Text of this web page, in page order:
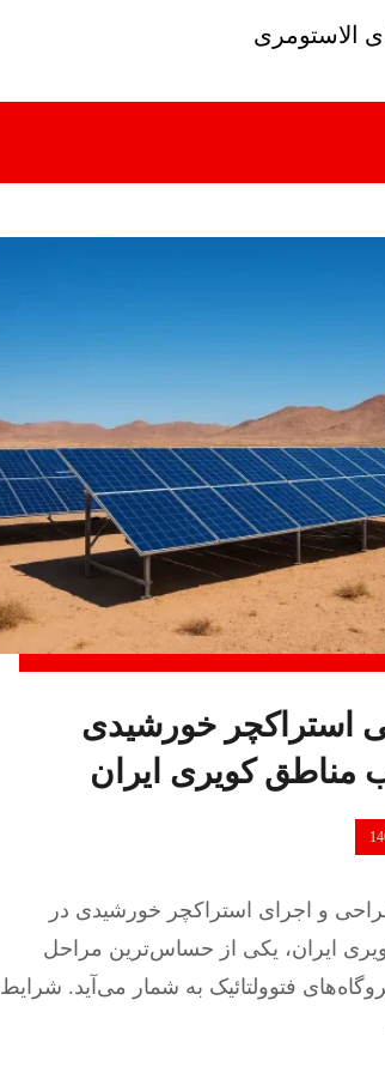
الاستومری
استراکچر خورشیدی
مناطق کویری ایران
و اجرای استراکچر خورشیدی در
ایران، یکی از حساس‌ترین مراحل
فتوولتائیک به شمار می‌آید. شرایط